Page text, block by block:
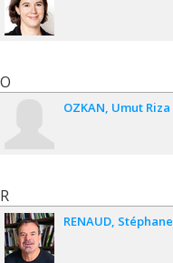
O
OZKAN Umut Riza
R
RENAUD Stéphane